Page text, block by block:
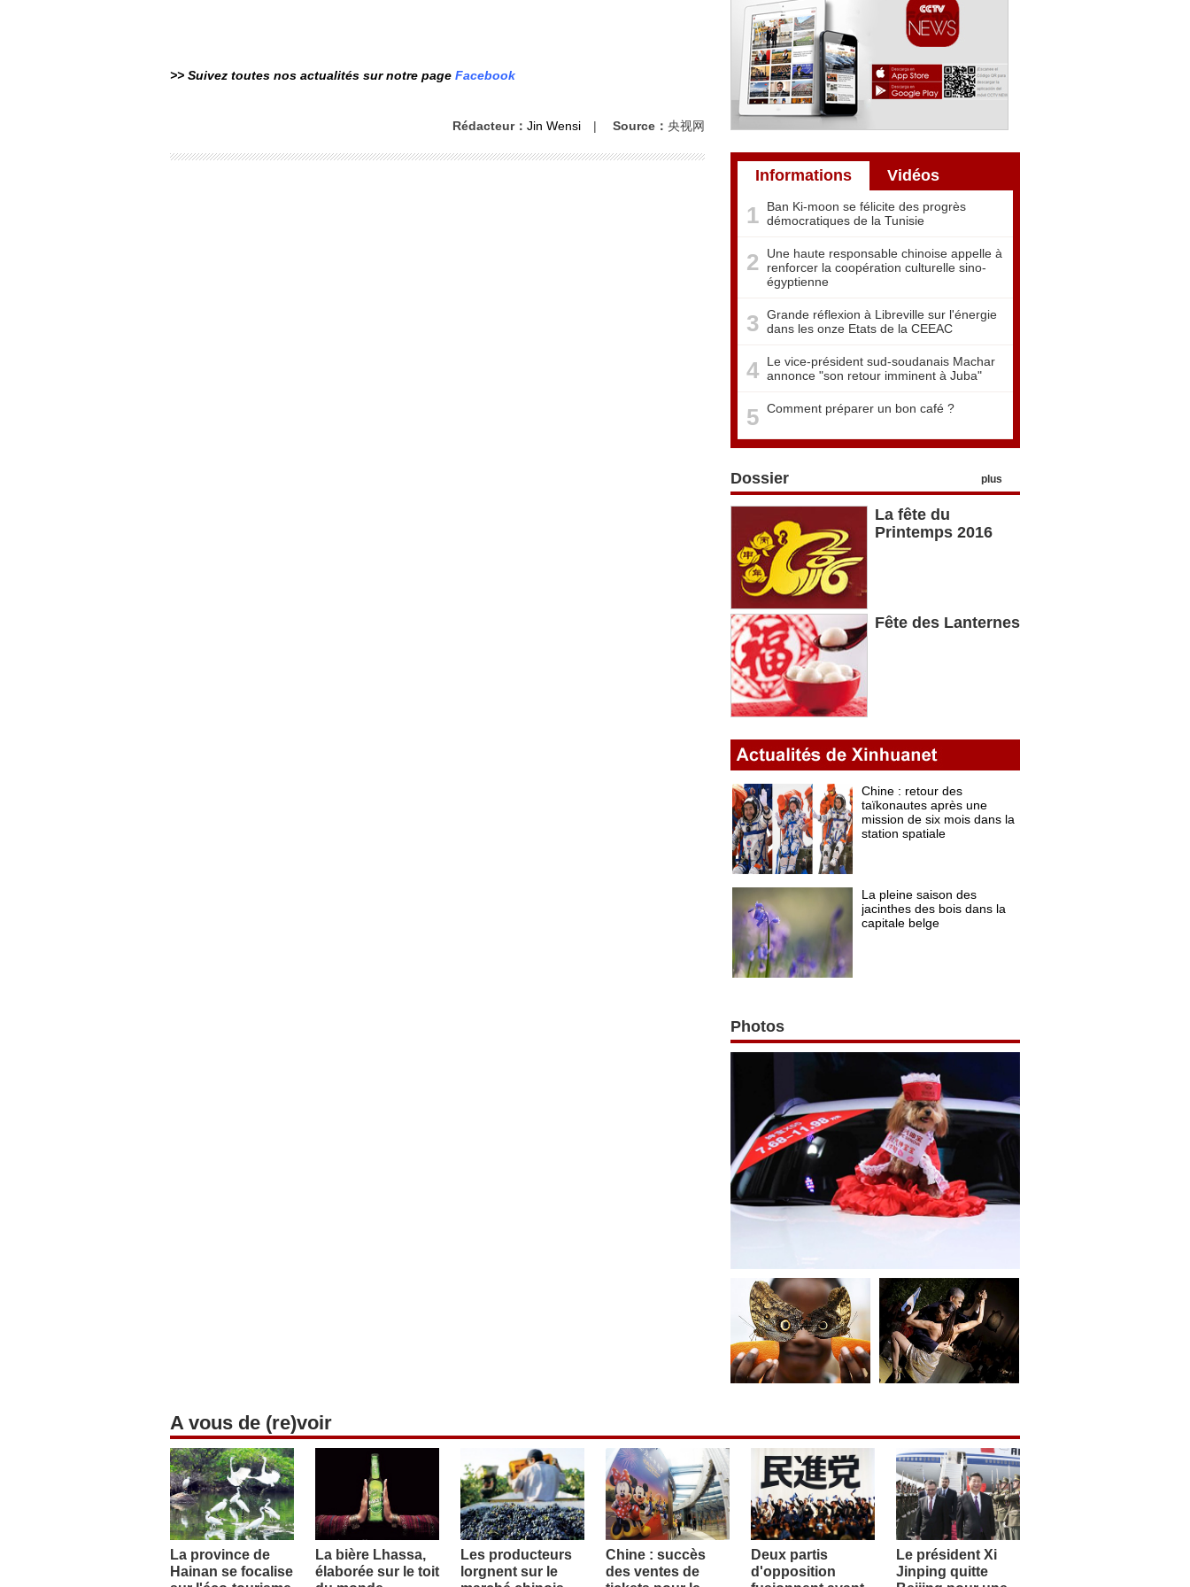
>> Suivez toutes nos actualités sur notre page Facebook
Rédacteur： Jin Wensi | Source： 央视网
Informations Vidéos
1
Ban Ki-moon se félicite des progrès
démocratiques de la Tunisie
2
Une haute responsable chinoise appelle à
renforcer la coopération culturelle sino-
égyptienne
3 Grande réflexion à Libreville sur l'énergie
dans les onze Etats de la CEEAC
4
Le vice-président sud-soudanais Machar
annonce "son retour imminent à Juba"
5 Comment préparer un bon café ?
Dossier plus
La fête du
Printemps 2016
Fête des Lanternes
Photos
A vous de (re)voir
La province de
Hainan se focalise
La bière Lhassa,
élaborée sur le toit
Les producteurs
lorgnent sur le
Chine : succès
des ventes de
Deux partis
d'opposition
Le président Xi
Jinping quitte